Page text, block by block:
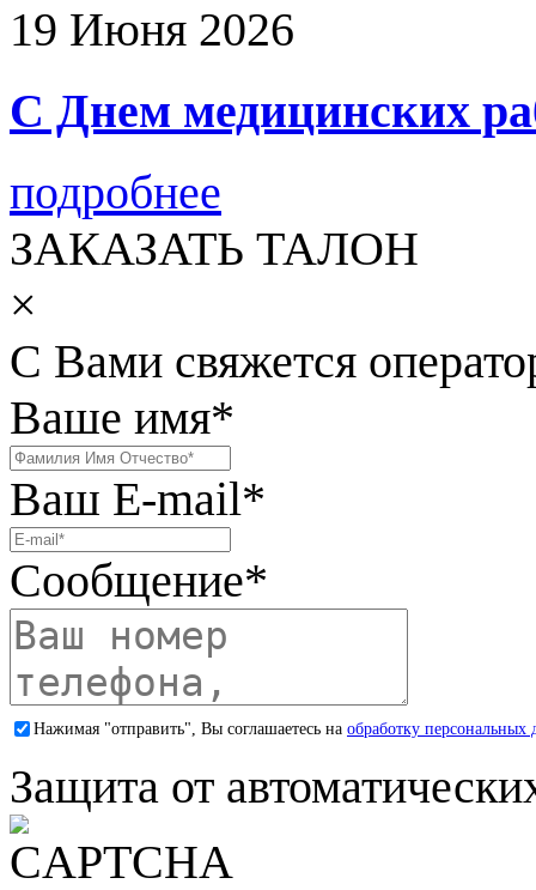
19 Июня 2026
С Днем медицинских
подробнее
ЗАКАЗАТЬ ТАЛОН
×
С Вами свяжется
Ваше имя*
Ваш E-mail*
Сообщение*
Нажимая "отправить", Вы соглашаетесь на обработку персональных
Защита от